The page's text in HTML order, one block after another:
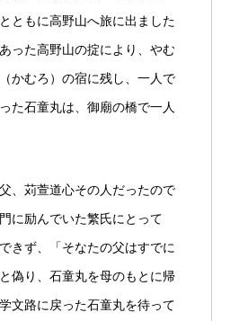
ともに高野山へ旅に出ました
った高野山の掟により、やむ
かむろ）の宿に残し、一人で
た石童丸は、御廟の橋で一人
、苅萱道心その人だったので
に励んでいた繁氏にとって
きず、「そなたの父はすでに
偽り、石童丸を母のもとに帰
文路に戻った石童丸を待って